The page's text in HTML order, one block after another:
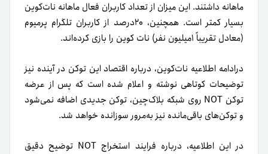
ماهانه داشتند. این میزان از تعداد کاربران فعال ماهانه نات‌کوین
بسیار کمتر است. همچنین، ۲۰درصد از کاربران تلگرام پرمیوم
(معادل تقریباً ۱میلیون نفر) نات کوین را بازی کرده‌اند.
در‌ادامه اطلاعیه نات‌کوین، درباره اقتصاد این توکن در آینده نیز
توضیحات کوتاهی نوشته و اعلام شده است که پس از عرضه
توکن NOT روی شبکه بلاک‌چین، توکن جدیدی اضافه نمی‌شود
و توکن‌های باقی‌مانده نیز به‌مرور سوزانده خواهد شد.
در این اطلاعیه، درباره فرایند استخراج NOT توضیح دقیق